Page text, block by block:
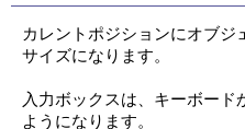
カレントポジションにオブジ
サイズになります。
入力ボックスは、キーボー
ようになります。